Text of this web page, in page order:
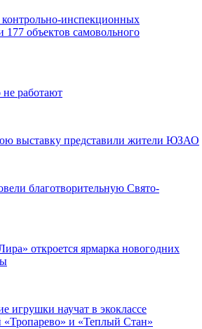
инспекционных
объектов самовольного
работают
выставку представили жители ЮЗАО
благотворительную Свято-
откроется ярмарка новогодних
игрушки научат в экоклассе
и «Теплый Стан»